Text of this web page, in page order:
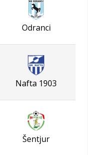
Odranci
Nafta 1903
Šentjur